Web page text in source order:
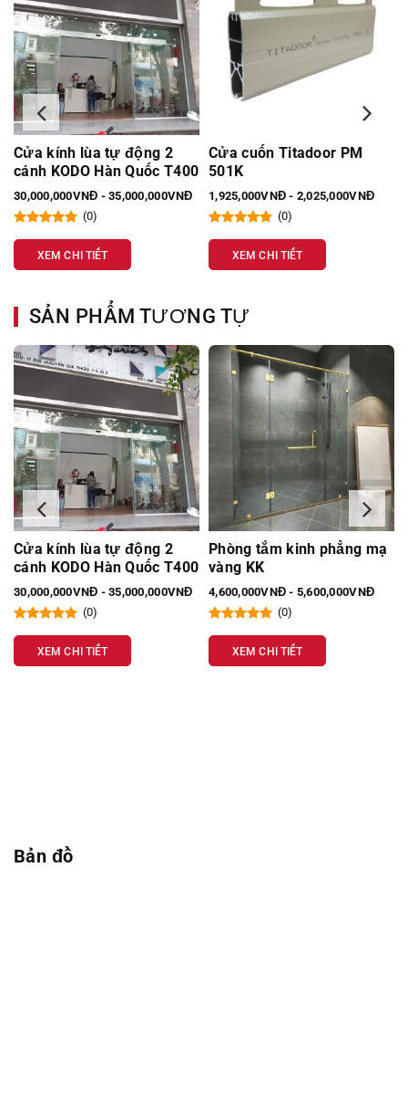
Cửa cuốn Titadoor PM
501K
1,925,000VNĐ - 2,025,000VNĐ
(0)
XEM CHI TIẾT
Cabin phòng tắm mở trượt
135 PAPO
14,000,000VNĐ - 15,000,000VNĐ
(0)
XEM CHI TIẾT
SẢN PHẨM TƯƠNG TỰ
Phòng tắm kinh phẳng mạ
vàng KK
4,600,000VNĐ - 5,600,000VNĐ
(0)
XEM CHI TIẾT
Phòng tắm kính 135 mạ
vàng
4,500,000VNĐ - 5,000,000VNĐ
(0)
XEM CHI TIẾT
Bản đồ